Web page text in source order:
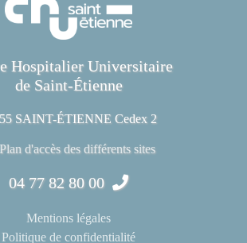
Hospitalier Universitaire
de Saint-Étienne
SAINT-ÉTIENNE Cedex 2
Plan d'accès des différents sites
04 77 82 80 00
Mentions légales
Politique de confidentialité